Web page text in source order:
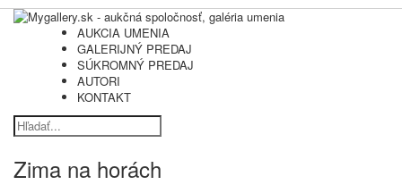
AUKCIA UMENIA
GALERIJNÝ PREDAJ
SÚKROMNÝ PREDAJ
AUTORI
KONTAKT
Zima na horách